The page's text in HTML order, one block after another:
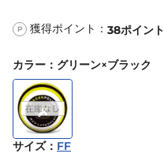
P 獲得ポイント： 38ポイント
カラー ： グリーン×ブラック
サイズ： FF